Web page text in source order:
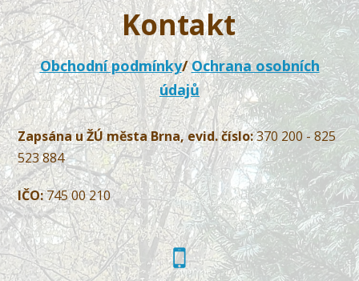
Kontakt
Obchodní podmínky/Ochrana osobních
údajů
Zapsána u ŽÚ města Brna, evid. číslo:370 200 - 825
523 884
IČO:745 00 210